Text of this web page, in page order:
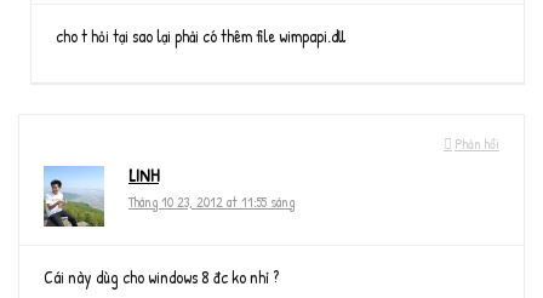
cho t hỏi tại sao lại phải có thêm file wimpapi.dll
Phản hồi
LINH
Tháng 10 23, 2012 at 11:55 sáng
Cái này dùg cho windows 8 đc ko nhỉ ?